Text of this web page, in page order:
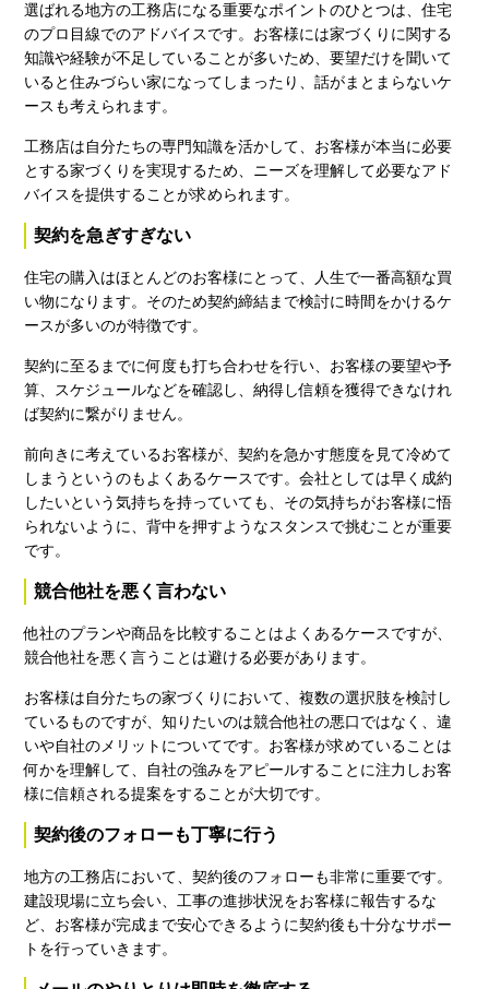
選ばれる地方の工務店になる重要なポイントのひとつは、住宅
のプロ目線でのアドバイスです。お客様には家づくりに関する
知識や経験が不足していることが多いため、要望だけを聞いて
いると住みづらい家になってしまったり、話がまとまらないケ
ースも考えられます。
工務店は自分たちの専門知識を活かして、お客様が本当に必要
とする家づくりを実現するため、ニーズを理解して必要なアド
バイスを提供することが求められます。
契約を急ぎすぎない
住宅の購入はほとんどのお客様にとって、人生で一番高額な買
い物になります。そのため契約締結まで検討に時間をかけるケ
ースが多いのが特徴です。
契約に至るまでに何度も打ち合わせを行い、お客様の要望や予
算、スケジュールなどを確認し、納得し信頼を獲得できなけれ
ば契約に繋がりません。
前向きに考えているお客様が、契約を急かす態度を見て冷めて
しまうというのもよくあるケースです。会社としては早く成約
したいという気持ちを持っていても、その気持ちがお客様に悟
られないように、背中を押すようなスタンスで挑むことが重要
です。
競合他社を悪く言わない
他社のプランや商品を比較することはよくあるケースですが、
競合他社を悪く言うことは避ける必要があります。
お客様は自分たちの家づくりにおいて、複数の選択肢を検討し
ているものですが、知りたいのは競合他社の悪口ではなく、違
いや自社のメリットについてです。お客様が求めていることは
何かを理解して、自社の強みをアピールすることに注力しお客
様に信頼される提案をすることが大切です。
契約後のフォローも丁寧に行う
地方の工務店において、契約後のフォローも非常に重要です。
建設現場に立ち会い、工事の進捗状況をお客様に報告するな
ど、お客様が完成まで安心できるように契約後も十分なサポー
トを行っていきます。